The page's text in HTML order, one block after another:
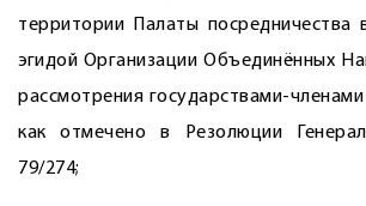
территории Палаты
эгидой Организации Объединённых
рассмотрения государствами-
как отмечено в Резолюции
79/274;